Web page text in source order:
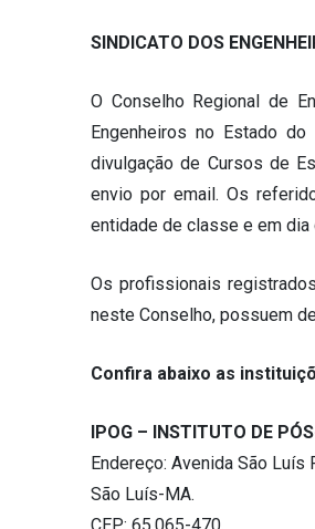
SINDICATO DOS
O Conselho Regional de
Engenheiros no Estado
divulgação de Cursos de
envio por email. Os
entidade de classe e em
Os profissionais
neste Conselho, possuem
Confira abaixo as
IPOG – INSTITUTO DE
Endereço: Avenida São Luís
São Luís-MA.